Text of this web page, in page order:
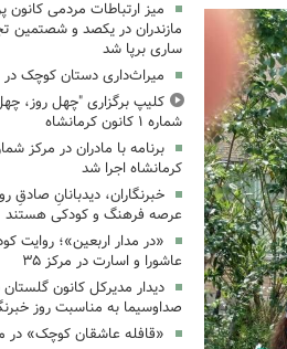
میز ارتباطات مردمی
مازندران در یکصد و شصتمین
ساری برپا شد
میراث‌داری دستان کوچک
کلیپ برگزاری "چهل روز،
شماره ۱ کانون کرمانشاه
کرمانشاه اجرا شد
خبرنگاران، دیدبانانِ صادقِ
عرصه فرهنگ و کودکی هستند
«در مدار اربعین»؛ روایت
عاشورا و اسارت در مرکز ۳۵
دیدار مدیرکل کانون گلستان
صداوسیما به مناسبت روز
«قافله عاشقان کوچک» در مرکز